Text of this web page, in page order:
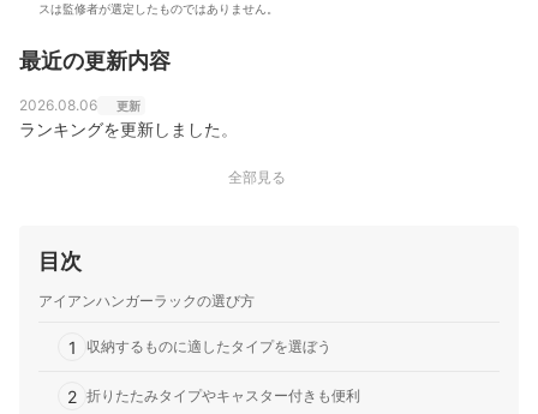
スは監修者が選定したものではありません。
最近の更新内容
2026.08.06 更新
ランキングを更新しました。
全部見る
目次
アイアンハンガーラックの選び方
1 収納するものに適したタイプを選ぼう
2 折りたたみタイプやキャスター付きも便利